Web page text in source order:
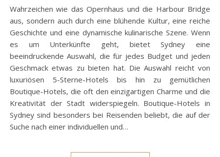
Wahrzeichen wie das Opernhaus und die Harbour Bridge
aus, sondern auch durch eine blühende Kultur, eine reiche
Geschichte und eine dynamische kulinarische Szene. Wenn
es um Unterkünfte geht, bietet Sydney eine
beeindruckende Auswahl, die für jedes Budget und jeden
Geschmack etwas zu bieten hat. Die Auswahl reicht von
luxuriösen 5-Sterne-Hotels bis hin zu gemütlichen
Boutique-Hotels, die oft den einzigartigen Charme und die
Kreativität der Stadt widerspiegeln. Boutique-Hotels in
Sydney sind besonders bei Reisenden beliebt, die auf der
Suche nach einer individuellen und…